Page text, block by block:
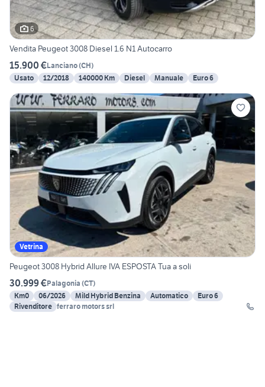
6
Vendita Peugeot 3008 Diesel 1.6 N1 Autocarro
15.900 €Lanciano(CH)
Usato
12/2018 140000 Km Diesel Manuale Euro 6
Vetrina
Peugeot 3008 Hybrid Allure IVA ESPOSTA Tua a soli
30.999 €Palagonia (CT)
Km0
06/2026 Mild Hybrid Benzina Automatico
Euro 6
Rivenditore ferraro motors srl